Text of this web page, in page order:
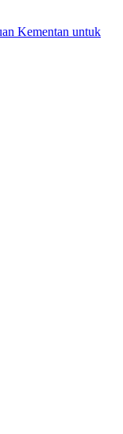
Kementan untuk